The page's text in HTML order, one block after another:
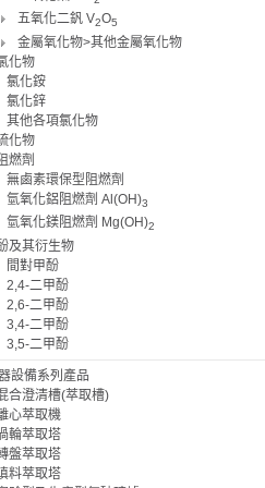
五氧化二釩 V2O5
金屬氧化物>其他金屬氧化物
化物
氯化銨
氯化鋅
其他各項氯化物
化物
燃劑
無鹵素環保型阻燃劑
氫氧化鋁阻燃劑 Al(OH)3
氫氧化鎂阻燃劑 Mg(OH)2
及其衍生物
間對甲酚
2,4-二甲酚
2,6-二甲酚
3,4-二甲酚
3,5-二甲酚
設備系列產品
合澄清槽(萃取槽)
心萃取機
輪萃取塔
盤萃取塔
料萃取塔